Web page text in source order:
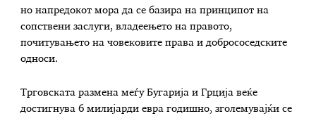
но напредокот мора да се базира на принципот на
сопствени заслуги, владеењето на правото,
почитувањето на човековите права и добрососедските
односи.
Трговската размена меѓу Бугарија и Грција веќе
достигнува 6 милијарди евра годишно, зголемувајќи се